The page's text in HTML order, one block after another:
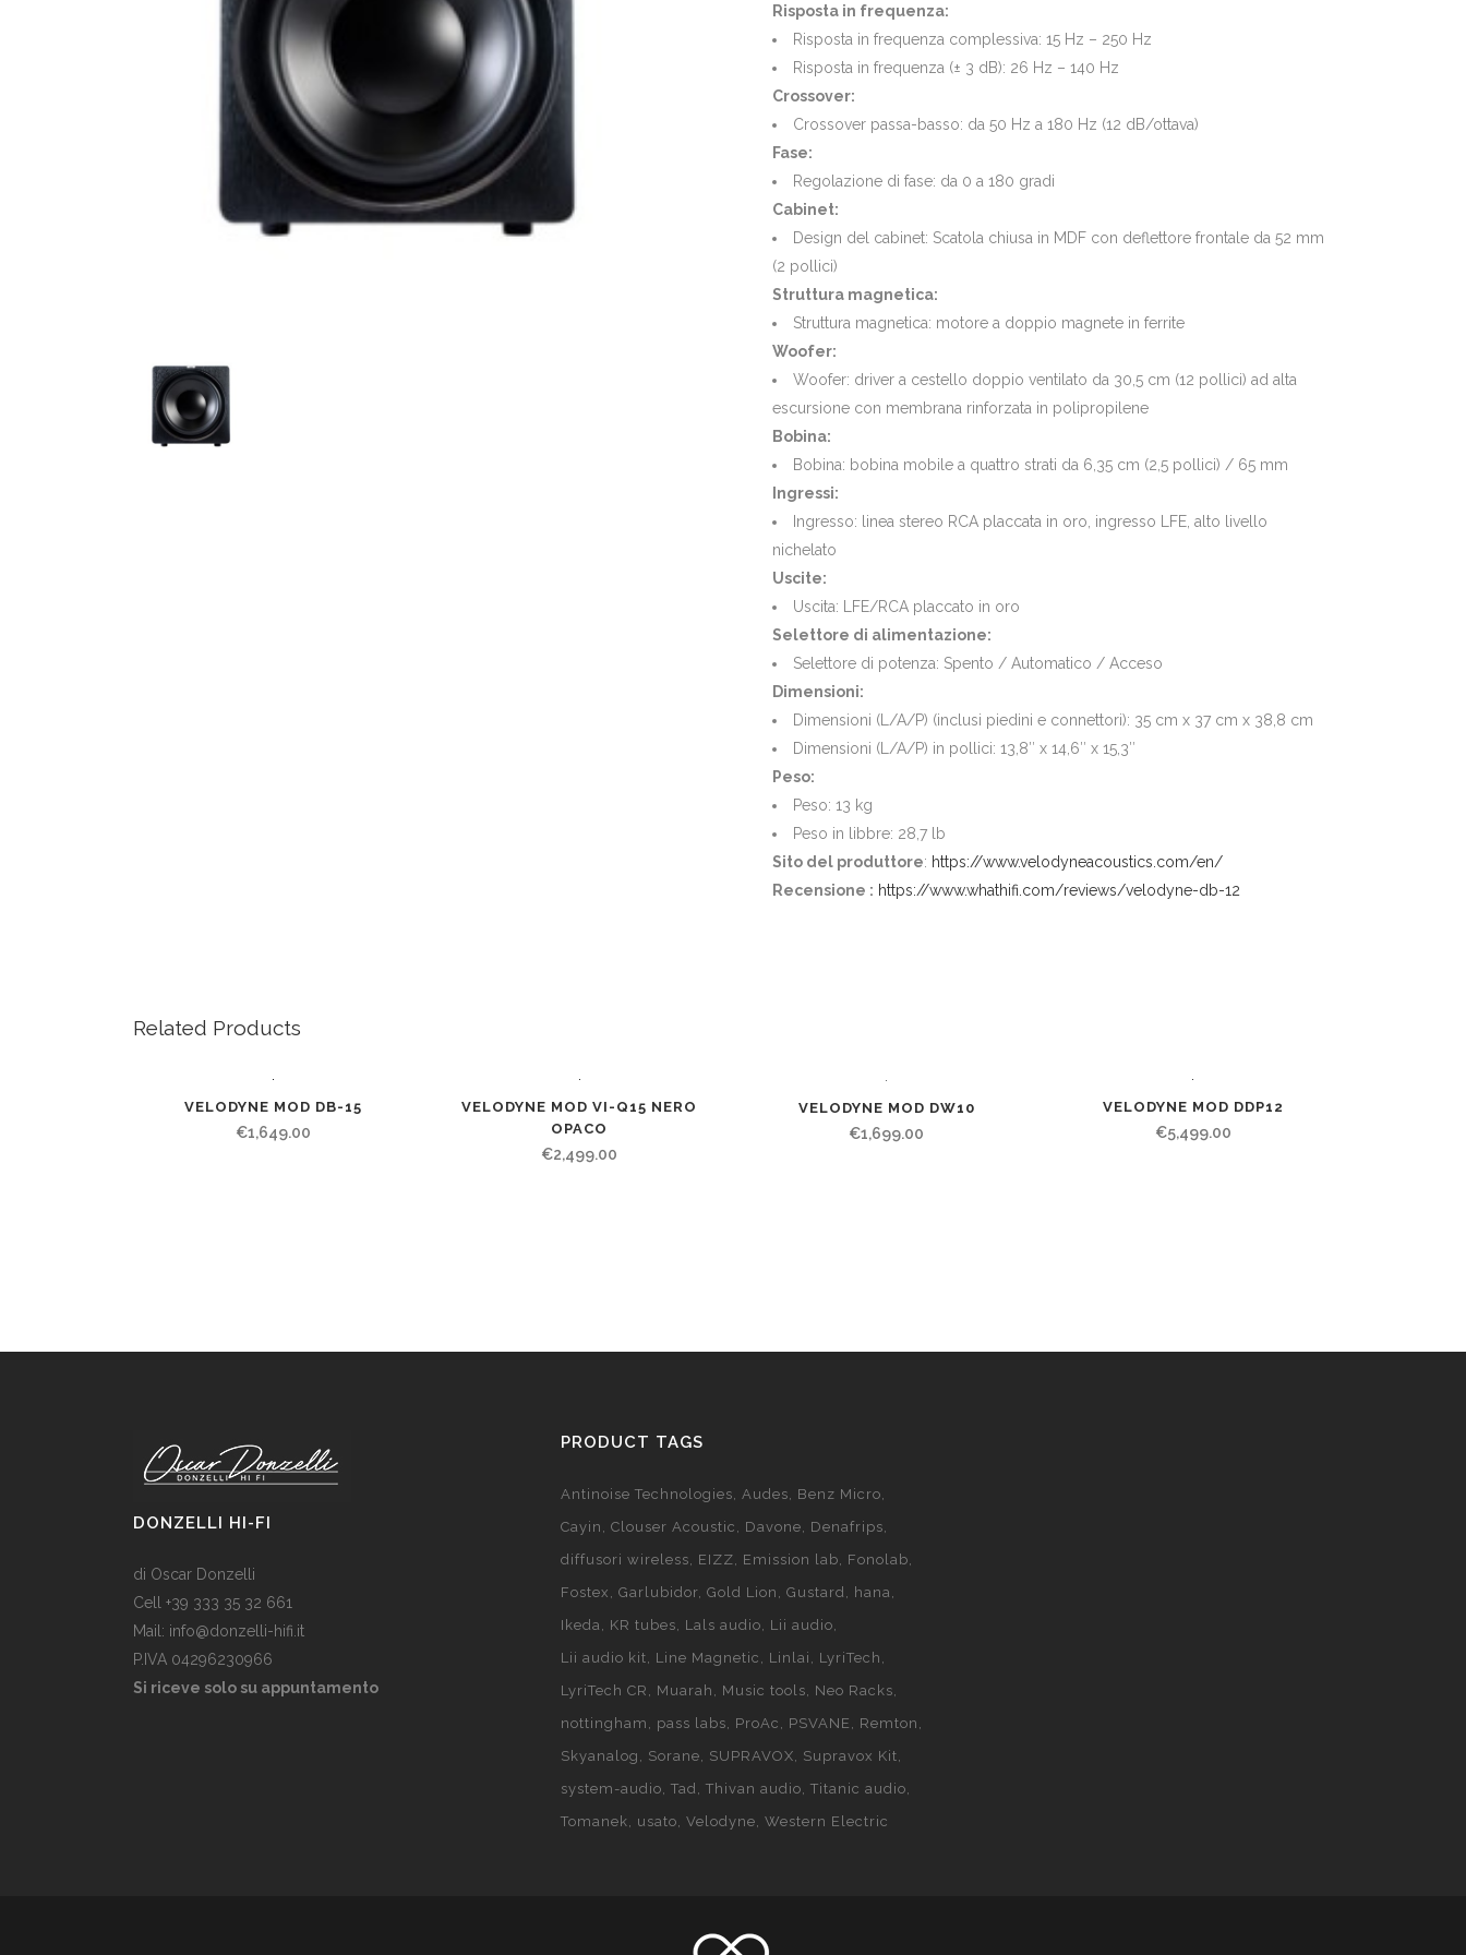
Risposta in frequenza:
Risposta in frequenza complessiva: 15 Hz – 250 Hz
Risposta in frequenza (± 3 dB): 26 Hz – 140 Hz
Crossover:
Crossover passa-basso: da 50 Hz a 180 Hz (12 dB/ottava)
Fase:
Regolazione di fase: da 0 a 180 gradi
Cabinet:
Design del cabinet: Scatola chiusa in MDF con deflettore frontale da 52 mm
(2 pollici)
Struttura magnetica:
Struttura magnetica: motore a doppio magnete in ferrite
Woofer:
Woofer: driver a cestello doppio ventilato da 30,5 cm (12 pollici) ad alta
escursione con membrana rinforzata in polipropilene
Bobina:
Bobina: bobina mobile a quattro strati da 6,35 cm (2,5 pollici) / 65 mm
Ingressi:
Ingresso: linea stereo RCA placcata in oro, ingresso LFE, alto livello
nichelato
Uscite:
Uscita: LFE/RCA placcato in oro
Selettore di alimentazione:
Selettore di potenza: Spento / Automatico / Acceso
Dimensioni:
Dimensioni (L/A/P) (inclusi piedini e connettori): 35 cm x 37 cm x 38,8 cm
Dimensioni (L/A/P) in pollici: 13,8″ x 14,6″ x 15,3″
Peso:
Peso: 13 kg
Peso in libbre: 28,7 lb
Sito del produttore: https://www.velodyneacoustics.com/en/
Recensione : https://www.whathifi.com/reviews/velodyne-db-12
Related Products
VELODYNE MOD DB-15
€1,649.00
VELODYNE MOD VI-Q15 NERO
OPACO
€2,499.00
VELODYNE MOD DW10
€1,699.00
VELODYNE MOD DDP12
€5,499.00
DONZELLI HI-FI
di Oscar Donzelli
Cell +39 333 35 32 661
Mail: info@donzelli-hifi.it
P.IVA 04296230966
Si riceve solo su appuntamento
PRODUCT TAGS
Antinoise Technologies Audes
Benz Micro
Cayin
Clouser Acoustic Davone
Denafrips
diffusori wireless
EIZZ Emission lab
Fonolab
Fostex
Garlubidor Gold Lion Gustard
hana
Ikeda
KR tubes Lals audio
Lii audio
Lii audio kit
Line Magnetic Linlai
LyriTech
LyriTech CR
Muarah Music tools
Neo Racks
nottingham
pass labs ProAc PSVANE
Remton
Skyanalog
Sorane SUPRAVOX
Supravox Kit
system-audio Tad Thivan audio Titanic audio
Tomanek
usato Velodyne Western Electric